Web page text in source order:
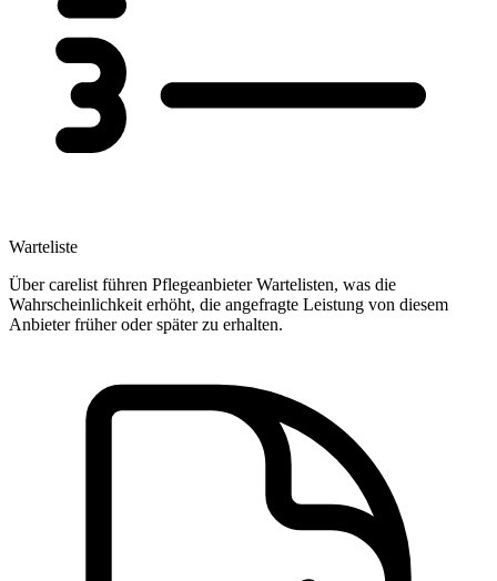
Warteliste
Über carelist führen Pflegeanbieter Wartelisten, was die
Wahrscheinlichkeit erhöht, die angefragte Leistung von diesem
Anbieter früher oder später zu erhalten.